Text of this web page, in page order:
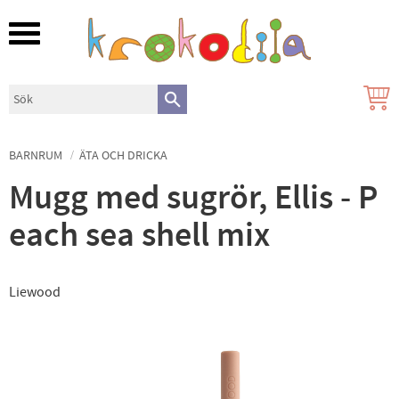
Meny
BARNRUM ÄTA OCH DRICKA
Mugg med sugrör, Ellis - P
each sea shell mix
Liewood